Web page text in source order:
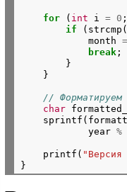
for ( int i = 0 ;
if
month =
break;
}
}
// Форматируем
char
year %
printf( "Версия